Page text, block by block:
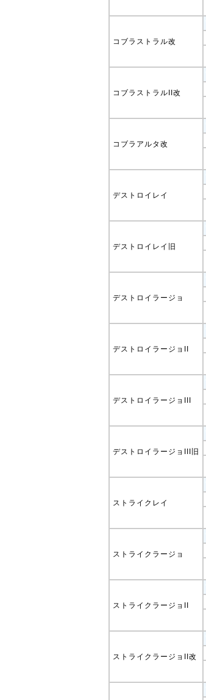
コブラストラル改
コブラストラルII改
コブラアルタ改
デストロイレイ
デストロイレイ旧
デストロイラージョ
デストロイラージョII
デストロイラージョIII
デストロイラージョIII旧
ストライクレイ
ストライクラージョ
ストライクラージョII
ストライクラージョII改